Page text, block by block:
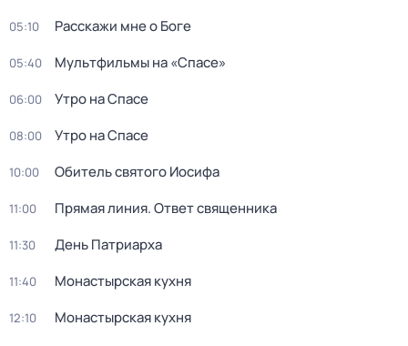
05:10 Расскажи мне о Боге
05:40 Мультфильмы на «Спасе»
06:00 Утро на Спасе
08:00 Утро на Спасе
10:00 Обитель святого Иосифа
11:00 Прямая линия. Ответ священника
11:30 День Патриарха
11:40 Монастырская кухня
12:10
Монастырская кухня